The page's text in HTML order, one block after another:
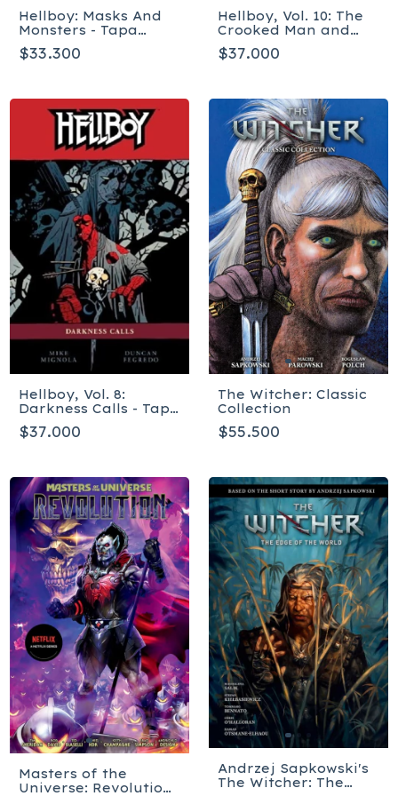
Hellboy: Masks And
Monsters - Tapa
blanda
$33.300
Hellboy, Vol. 10: The
Crooked Man and
Others - Tapa blanda
$37.000
Hellboy, Vol. 8:
Darkness Calls - Tapa
blanda
$37.000
The Witcher: Classic
Collection
$55.500
Masters of the
Universe: Revolution
Andrzej Sapkowski's
The Witcher: The